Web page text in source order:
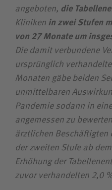
angeboten, die
Kliniken in zwei Stufen
von 27 Monate um
Die damit verbundene
ursprünglich
Monaten gäbe beiden
unmittelbaren
Pandemie sodann in
angemessen zu
ärztlichen Beschäftigten
der zweiten Stufe ab
Erhöhung der
zuvor verhandelten 2,0